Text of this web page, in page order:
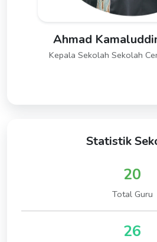
Ahmad
Kepala Sekolah Sekolah
Statistik
20
Total Guru
26